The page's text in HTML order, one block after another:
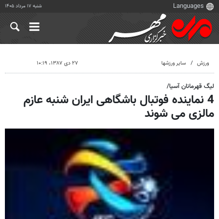
شنبه ۱۷ مرداد ۱۴۰۵
ورزش سایر ورزشها ۲۷ دی ۱۳۸۷، ۱۰:۱۹
لیگ قهرمانان آسیا/
4 نماینده فوتبال باشگاهی ایران شنبه عازم
مالزی می شوند